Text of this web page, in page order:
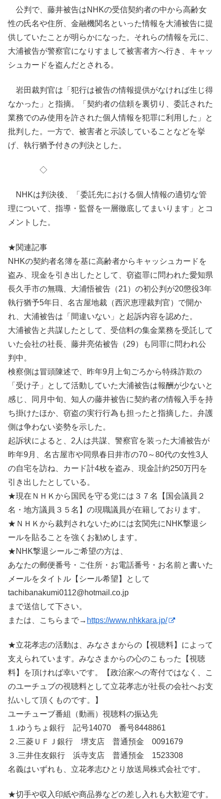
公判で、藤井被告はNHKの受信契約者の中から高齢女
性の氏名や住所、金融機関名といった情報を大浦被告に提
供していたことが明らかになった。それらの情報を元に、
大浦被告が警察官になりすまして被害者方へ行き、キャッ
シュカードを盗んだとされる。
岩田裁判官は「犯行は被告の情報提供がなければ生じ得
なかった」と指摘。「契約者の信頼を裏切り、委託された
業務でのみ使用を許された個人情報を犯罪に利用した」と
批判した。一方で、被害者と示談していることなどを挙
げ、執行猶予付きの判決とした。
◇
NHKは判決後、「委託先における個人情報の適切な管
理について、指導・監督を一層徹底してまいります」とコ
メントした。
★関連記事
NHKの契約者名簿を基に高齢者からキャッシュカードを
盗み、現金を引き出したとして、窃盗罪に問われた愛知県
長久手市の無職、大浦悟被告（21）の初公判が20懲役3年
執行猶予5年日、名古屋地裁（西沢恵理裁判官）で開か
れ、大浦被告は「間違いない」と起訴内容を認めた。
大浦被告と共謀したとして、受信料の集金業務を受託して
いた会社の社長、藤井亮佑被告（29）も同罪に問われ公
判中。
検察側は冒頭陳述で、昨年9月上旬ごろから特殊詐欺の
「受け子」として活動していた大浦被告は報酬が少ないと
感じ、同月中旬、知人の藤井被告に契約者の情報入手を持
ち掛けたほか、窃盗の実行行為も担ったと指摘した。弁護
側は争わない姿勢を示した。
起訴状によると、2人は共謀、警察官を装った大浦被告が
昨年9月、名古屋市や同県春日井市の70～80代の女性3人
の自宅を訪ね、カード計4枚を盗み、現金計約250万円を
引き出したとしている。
★現在ＮＨＫから国民を守る党には３７名【国会議員２
名・地方議員３５名】の現職議員が在籍しております。
★ＮＨＫから裁判されないためには玄関先にNHK撃退シ
ールを貼ることを強くお勧めします。
★NHK撃退シールご希望の方は、
あなたの郵便番号・ご住所・お電話番号・お名前と書いた
メールをタイトル【シール希望】として
tachibanakumi0112@hotmail.co.jp
まで送信して下さい。
または、こちらまで→ https://www.nhkkara.jp/
★立花孝志の活動は、みなさまからの【視聴料】によって
支えられています。みなさまからの心のこもった【視聴
料】を頂ければ幸いです。【政治家への寄付ではなく、こ
のユーチュブの視聴料として立花孝志が社長の会社へお支
払いして頂くものです。】
ユーチューブ番組（動画）視聴料の振込先
１.ゆうちょ銀行 記号14070 番号8448861
２.三菱ＵＦＪ銀行 堺支店 普通預金 0091679
３.三井住友銀行 浜寺支店 普通預金 1523308
名義はいずれも、立花孝志ひとり放送局株式会社です。
★切手や収入印紙や商品券などの差し入れも大歓迎です。